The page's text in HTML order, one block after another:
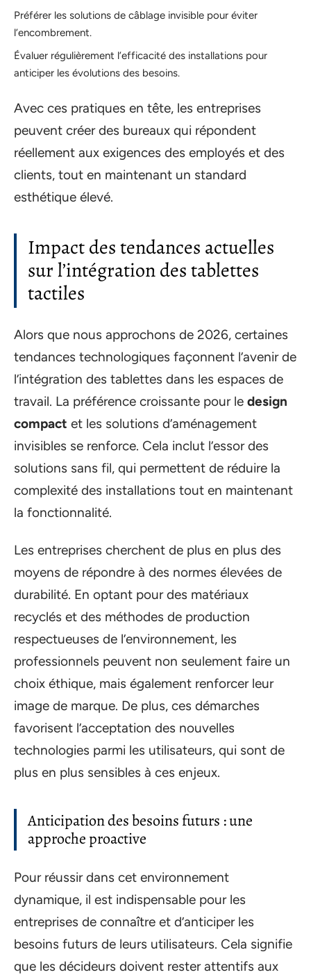
Préférer les solutions de câblage invisible pour éviter
l’encombrement.
Évaluer régulièrement l’efficacité des installations pour
anticiper les évolutions des besoins.
Avec ces pratiques en tête, les entreprises
peuvent créer des bureaux qui répondent
réellement aux exigences des employés et des
clients, tout en maintenant un standard
esthétique élevé.
Impact des tendances actuelles
sur l’intégration des tablettes
tactiles
Alors que nous approchons de 2026, certaines
tendances technologiques façonnent l’avenir de
l’intégration des tablettes dans les espaces de
travail. La préférence croissante pour le design
compact et les solutions d’aménagement
invisibles se renforce. Cela inclut l’essor des
solutions sans fil, qui permettent de réduire la
complexité des installations tout en maintenant
la fonctionnalité.
Les entreprises cherchent de plus en plus des
moyens de répondre à des normes élevées de
durabilité. En optant pour des matériaux
recyclés et des méthodes de production
respectueuses de l’environnement, les
professionnels peuvent non seulement faire un
choix éthique, mais également renforcer leur
image de marque. De plus, ces démarches
favorisent l’acceptation des nouvelles
technologies parmi les utilisateurs, qui sont de
plus en plus sensibles à ces enjeux.
Anticipation des besoins futurs : une
approche proactive
Pour réussir dans cet environnement
dynamique, il est indispensable pour les
entreprises de connaître et d’anticiper les
besoins futurs de leurs utilisateurs. Cela signifie
que les décideurs doivent rester attentifs aux